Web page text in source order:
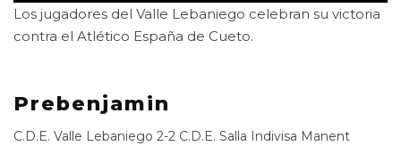
Los jugadores del Valle Lebaniego celebran su victoria
contra el Atlético España de Cueto.
Prebenjamin
C.D.E. Valle Lebaniego 2-2 C.D.E. Salla Indivisa Manent